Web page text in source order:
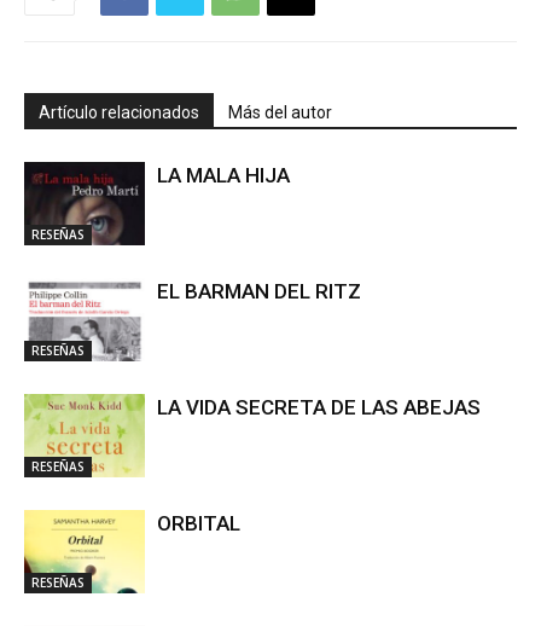
Artículo relacionados Más del autor
RESEÑAS
LA MALA HIJA
RESEÑAS
EL BARMAN DEL RITZ
RESEÑAS
LA VIDA SECRETA DE LAS ABEJAS
RESEÑAS
ORBITAL